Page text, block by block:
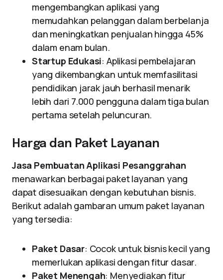
mengembangkan aplikasi yang
memudahkan pelanggan dalam berbelanja
dan meningkatkan penjualan hingga 45%
dalam enam bulan.
Startup Edukasi: Aplikasi pembelajaran
yang dikembangkan untuk memfasilitasi
pendidikan jarak jauh berhasil menarik
lebih dari 7.000 pengguna dalam tiga bulan
pertama setelah peluncuran.
Harga dan Paket Layanan
Jasa Pembuatan Aplikasi Pesanggrahan
menawarkan berbagai paket layanan yang
dapat disesuaikan dengan kebutuhan bisnis.
Berikut adalah gambaran umum paket layanan
yang tersedia:
Paket Dasar: Cocok untuk bisnis kecil yang
memerlukan aplikasi dengan fitur dasar.
Paket Menengah: Menyediakan fitur